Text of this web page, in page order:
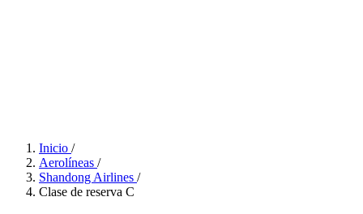
Inicio /
Aerolíneas /
Shandong Airlines /
Clase de reserva C